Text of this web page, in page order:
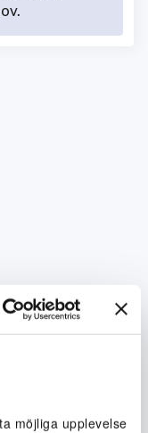
möjliga upplevelse